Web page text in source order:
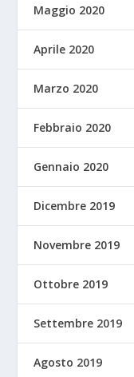
Maggio 2020
Aprile 2020
Marzo 2020
Febbraio 2020
Gennaio 2020
Dicembre 2019
Novembre 2019
Ottobre 2019
Settembre 2019
Agosto 2019